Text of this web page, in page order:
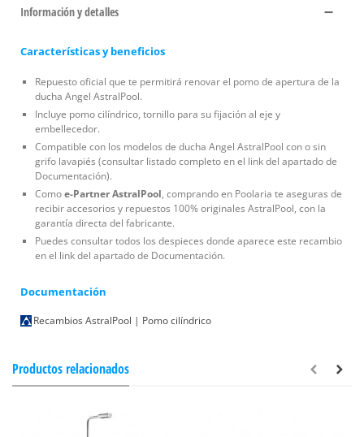
Información y detalles
Características y beneficios
Repuesto oficial que te permitirá renovar el pomo de apertura de la
ducha Angel AstralPool.
Incluye pomo cilíndrico, tornillo para su fijación al eje y
embellecedor.
Compatible con los modelos de ducha Angel AstralPool con o sin
grifo lavapiés (consultar listado completo en el link del apartado de
Documentación).
Comoe-Partner AstralPool, comprando en Poolaria te aseguras de
recibir accesorios y repuestos 100% originales AstralPool, con la
garantía directa del fabricante.
Puedes consultar todos los despieces donde aparece este recambio
en el link del apartado de Documentación.
Documentación
Recambios AstralPool | Pomo cilíndrico
Productos relacionados